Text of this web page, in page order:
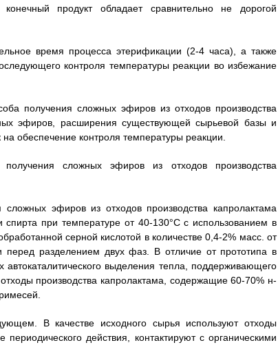
продукт обладает сравнительно не дорогой
время процесса этерификации (2-4 часа), а также
контроля температуры реакции во избежание
получения сложных эфиров из отходов производства
эфиров, расширения существующей сырьевой базы и
обеспечение контроля температуры реакции.
сложных эфиров из отходов производства
эфиров из отходов производства капролактама
спирта при температуре от 40-130°С с использованием в
серной кислотой в количестве 0,4-2% масс. от
перед разделением двух фаз. В отличие от прототипа в
выделения тепла, поддерживающего
производства капролактама, содержащие 60-70% н-
В качестве исходного сырья используют отходы
действия, контактируют с органическими